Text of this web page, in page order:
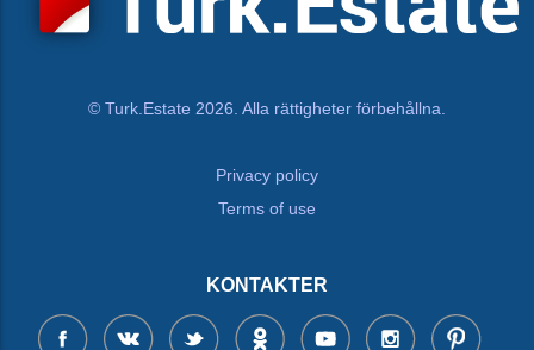
© Turk.Estate 2026. Alla rättigheter förbehållna.
Privacy policy
Terms of use
KONTAKTER